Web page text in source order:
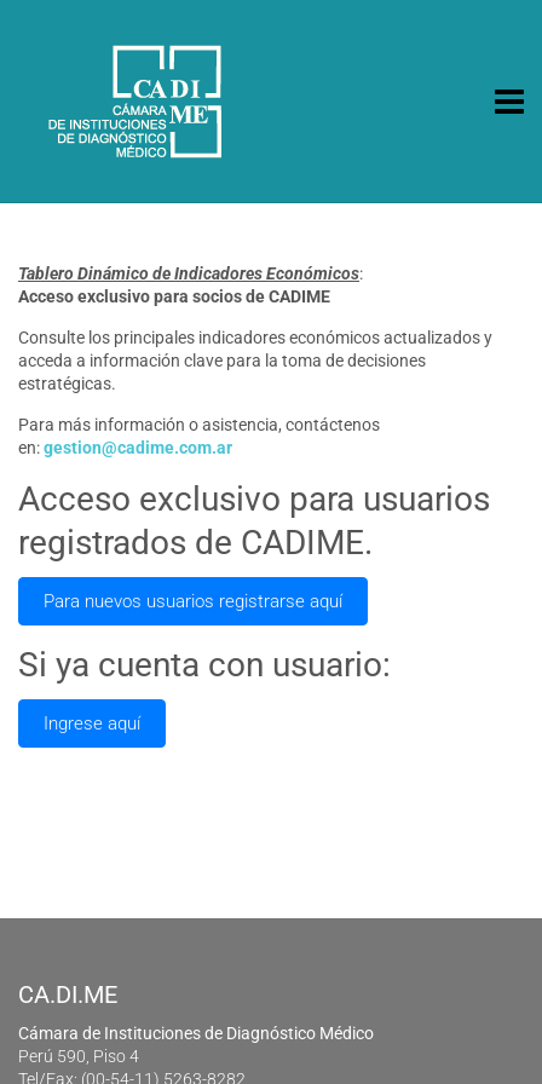
CA.DI.ME.
Cámara de Instituciones de Diagnóstico Médico
Tablero Dinámico de Indicadores Económicos:
Acceso exclusivo para socios de CADIME
Consulte los principales indicadores económicos actualizados y
acceda a información clave para la toma de decisiones
estratégicas.
Para más información o asistencia, contáctenos
en:gestion@cadime.com.ar
Acceso exclusivo para usuarios
registrados de CADIME.
Para nuevos usuarios registrarse aquí
Si ya cuenta con usuario:
Ingrese aquí
CA.DI.ME
Cámara de Instituciones de Diagnóstico Médico
Perú 590, Piso 4
Tel/Fax: (00-54-11) 5263-8282